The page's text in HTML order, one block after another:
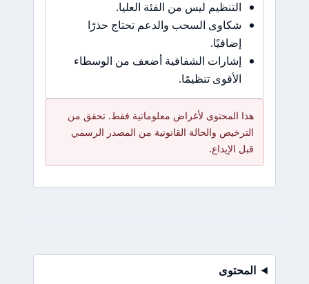
التنظيم ليس من الفئة العليا.
شكاوى السحب والدعم تحتاج حذرًا
إضافيًا.
إشارات الشفافية أضعف من الوسطاء
الأقوى تنظيمًا.
هذا المحتوى لأغراض معلوماتية فقط. تحقق من
الترخيص والحالة القانونية من المصدر الرسمي
قبل الإيداع.
المحتوى